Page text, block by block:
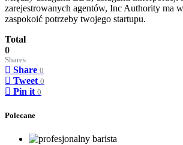
zarejestrowanych agentów, Inc Authority ma
zaspokoić potrzeby twojego startupu.
Total
0
Shares
Share 0
Tweet 0
Pin it 0
Polecane